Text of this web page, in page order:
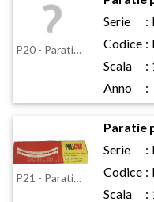
P20 - Paratie per curva 60° interna (P9)
Serie
:
Codice :
Scala
:
Anno
:
P21 - Paratie per curva 30° interna (P13)
Paratie
Serie
:
Codice :
Scala
: